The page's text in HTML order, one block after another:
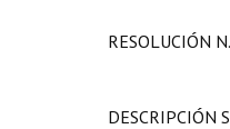
RESOLUCIÓN
DESCRIPCIÓN